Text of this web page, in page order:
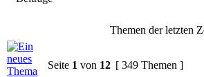
Themen der letzten
Seite 1 von 12 [ 349 Themen ]